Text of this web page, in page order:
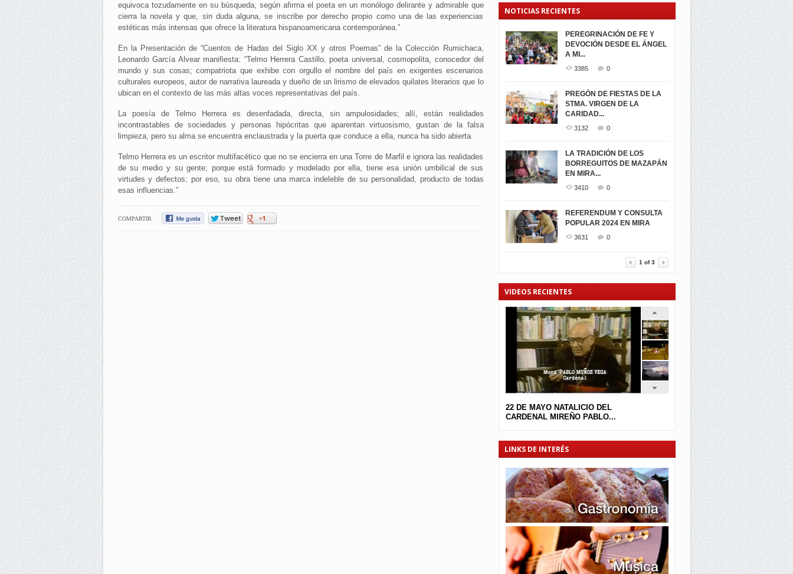
equivoca tozudamente en su búsqueda, según afirma el poeta en un monólogo delirante y admirable que
cierra la novela y que, sin duda alguna, se inscribe por derecho propio como una de las experiencias
estéticas más intensas que ofrece la literatura hispanoamericana contemporánea.”
En la Presentación de “Cuentos de Hadas del Siglo XX y otros Poemas” de la Colección Rumichaca,
Leonardo García Alvear manifiesta: “Telmo Herrera Castillo, poeta universal, cosmopolita, conocedor del
mundo y sus cosas; compatriota que exhibe con orgullo el nombre del país en exigentes escenarios
culturales europeos, autor de narrativa laureada y dueño de un lirismo de elevados quilates literarios que lo
ubican en el contexto de las más altas voces representativas del país.
La poesía de Telmo Herrera es desenfadada, directa, sin ampulosidades; allí, están realidades
incontrastables de sociedades y personas hipócritas que aparentan virtuosismo, gustan de la falsa
limpieza, pero su alma se encuentra enclaustrada y la puerta que conduce a ella, nunca ha sido abierta.
Telmo Herrera es un escritor multifacético que no se encierra en una Torre de Marfil e ignora las realidades
de su medio y su gente; porque está formado y modelado por ella, tiene esa unión umbilical de sus
virtudes y defectos; por eso, su obra tiene una marca indeleble de su personalidad, producto de todas
esas influencias.”
COMPARTIR
NOTICIAS RECIENTES
PEREGRINACIÓN DE FE Y
DEVOCIÓN DESDE EL ÁNGEL
A MI...
3385 0
PREGÓN DE FIESTAS DE LA
STMA. VIRGEN DE LA
CARIDAD...
3132 0
LA TRADICIÓN DE LOS
BORREGUITOS DE MAZAPÁN
EN MIRA...
3410 0
REFERENDUM Y CONSULTA
POPULAR 2024 EN MIRA
3631 0
1 of3
VIDEOS RECIENTES
22 DE MAYO NATALICIO DEL
CARDENAL MIREÑO PABLO...
LINKS DE INTERÉS